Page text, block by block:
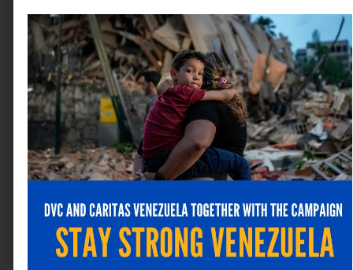
Corporación Solsica.
Deja una respuesta
Tu dirección de correo electrónico no será publicada.
Los campos obligatorios están marcados con*
Comentario *